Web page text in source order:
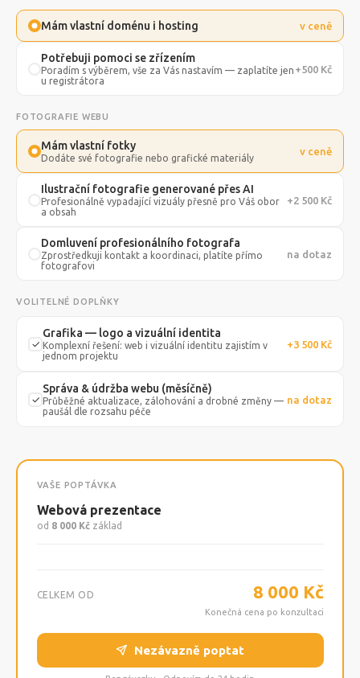
Mám vlastní doménu i hosting v ceně
Potřebuji pomoci se zřízením
Poradím s výběrem, vše za Vás nastavím — zaplatíte jen
u registrátora
+500 Kč
FOTOGRAFIE WEBU
Mám vlastní fotky
Dodáte své fotografie nebo grafické materiály
v ceně
Ilustrační fotografie generované přes AI
Profesionálně vypadající vizuály přesně pro Váš obor
a obsah
+2 500 Kč
Domluvení profesionálního fotografa
Zprostředkuji kontakt a koordinaci, platíte přímo
fotografovi
na dotaz
VOLITELNÉ DOPLŇKY
Grafika — logo a vizuální identita
Komplexní řešení: web i vizuální identitu zajistím v
jednom projektu
+3 500 Kč
Správa & údržba webu (měsíčně)
Průběžné aktualizace, zálohování a drobné změny —
paušál dle rozsahu péče
na dotaz
VAŠE POPTÁVKA
Webová prezentace
od 8 000 Kč základ
CELKEM OD 8 000 Kč
Konečná cena po konzultaci
Nezávazně poptat